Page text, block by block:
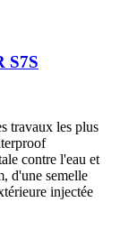
S7S
travaux les plus
contre l'eau et
d'une semelle
injectée